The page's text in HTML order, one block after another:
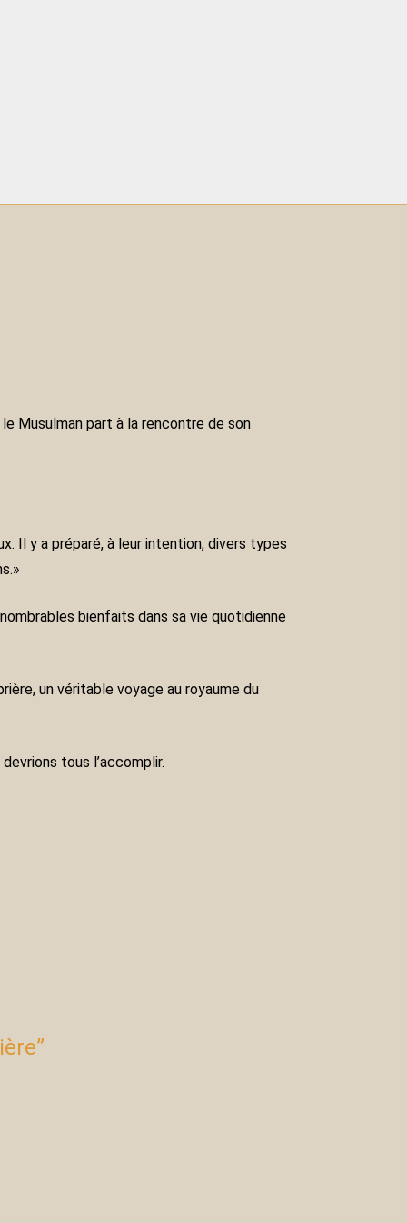
Musulman part à la rencontre de son
Il y a préparé, à leur intention, divers types
bienfaits dans sa vie quotidienne
un véritable voyage au royaume du
tous l’accomplir.